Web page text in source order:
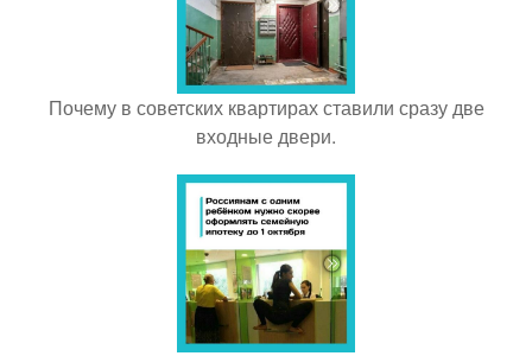
Почему в советских квартирах ставили сразу две
входные двери.